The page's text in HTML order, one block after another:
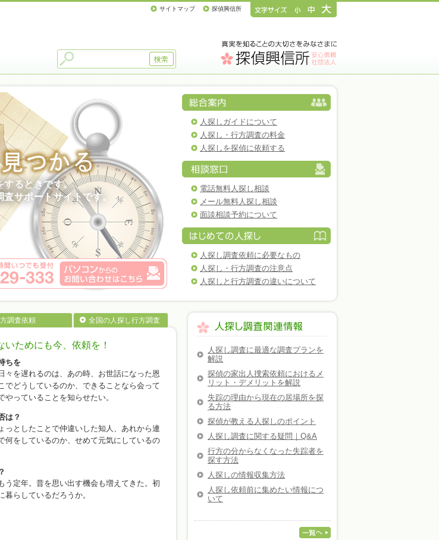
サイトマップ 探偵興信所
するときです。
サポートサイトです。
人探しガイドについて
人探し・行方調査の料金
人探しを探偵に依頼する
電話無料人探し相談
メール無料人探し相談
面談相談予約について
人探し調査依頼に必要なもの
人探し・行方調査の注意点
人探しと行方調査の違いについて
調査依頼 全国の人探し行方調査
ためにも今、依頼を！
ちを
々を遅れるのは、あの時、お世話になった恩
でどうしているのか、できることなら会って
やっていることを知らせたい。
は？
っとしたことで仲違いした知人、あれから連
何をしているのか、せめて元気にしているの
う定年。昔を思い出す機会も増えてきた。初
らしているだろうか。
人探し調査に最適な調査プランを
解説
探偵の家出人捜索依頼におけるメ
リット・デメリットを解説
失踪の理由から現在の居場所を探
る方法
探偵が教える人探しのポイント
人探し調査に関する疑問｜Q&A
行方の分からなくなった失踪者を
探す方法
人探しの情報収集方法
人探し依頼前に集めたい情報につ
いて